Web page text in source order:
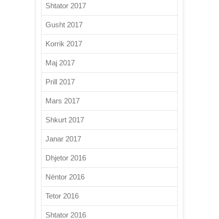
Shtator 2017
Gusht 2017
Korrik 2017
Maj 2017
Prill 2017
Mars 2017
Shkurt 2017
Janar 2017
Dhjetor 2016
Nëntor 2016
Tetor 2016
Shtator 2016